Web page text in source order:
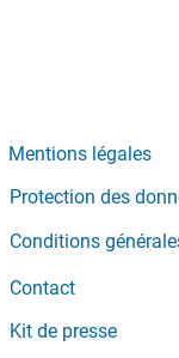
Mentions légales
Protection des
Conditions
Contact
Kit de presse